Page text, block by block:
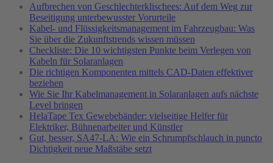
Aufbrechen von Geschlechterklischees: Auf dem Weg zur
Beseitigung unterbewusster Vorurteile
Kabel- und Flüssigkeitsmanagement im Fahrzeugbau: Was
Sie über die Zukunftstrends wissen müssen
Checkliste: Die 10 wichtigsten Punkte beim Verlegen von
Kabeln für Solaranlagen
Die richtigen Komponenten mittels CAD-Daten effektiver
beziehen
Wie Sie Ihr Kabelmanagement in Solaranlagen aufs nächste
Level bringen
HelaTape Tex Gewebebänder: vielseitige Helfer für
Elektriker, Bühnenarbeiter und Künstler
Gut, besser, SA47-LA: Wie ein Schrumpfschlauch in puncto
Dichtigkeit neue Maßstäbe setzt